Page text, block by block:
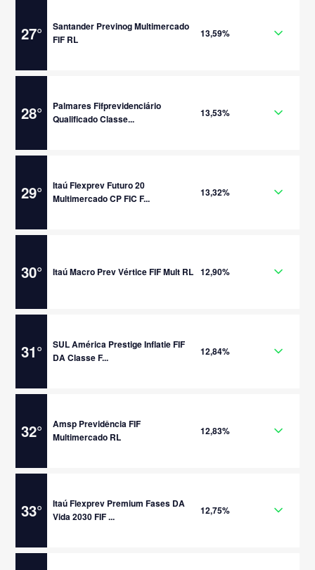
27°
Santander Previnog Multimercado
FIF RL
13,59%
28°
Palmares Fifprevidenciário
Qualificado Classe...
13,53%
29°
Itaú Flexprev Futuro 20
Multimercado CP FIC F...
13,32%
30° Itaú Macro Prev Vértice FIF Mult RL 12,90%
31°
SUL América Prestige Inflatie FIF
DA Classe F...
12,84%
32°
Amsp Previdência FIF
Multimercado RL
12,83%
33°
Itaú Flexprev Premium Fases DA
Vida 2030 FIF ...
12,75%